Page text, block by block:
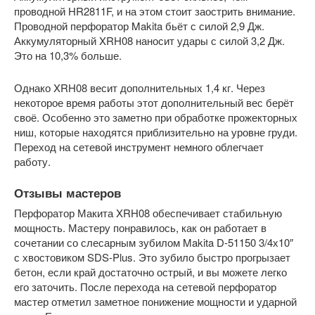
проводной HR2811F, и на этом стоит заострить внимание.
Проводной перфоратор Makita бьёт с силой 2,9 Дж.
Аккумуляторный XRH08 наносит удары с силой 3,2 Дж.
Это на 10,3% больше.
Однако XRH08 весит дополнительных 1,4 кг. Через
некоторое время работы этот дополнительный вес берёт
своё. Особенно это заметно при обработке прожекторных
ниш, которые находятся приблизительно на уровне груди.
Переход на сетевой инструмент немного облегчает
работу.
Отзывы мастеров
Перфоратор Макита XRH08 обеспечивает стабильную
мощность. Мастеру понравилось, как он работает в
сочетании со слесарным зубилом Makita D-51150 3/4х10″
с хвостовиком SDS-Plus. Это зубило быстро прогрызает
бетон, если край достаточно острый, и вы можете легко
его заточить. После перехода на сетевой перфоратор
мастер отметил заметное понижение мощности и ударной